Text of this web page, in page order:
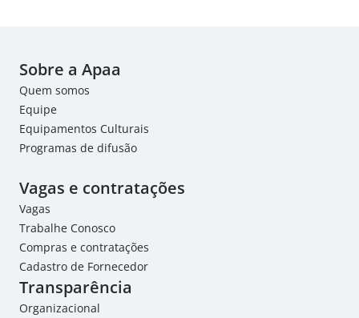
Sobre a Apaa
Quem somos
Equipe
Equipamentos Culturais
Programas de difusão
Vagas e contratações
Vagas
Trabalhe Conosco
Compras e contratações
Cadastro de Fornecedor
Transparência
Organizacional